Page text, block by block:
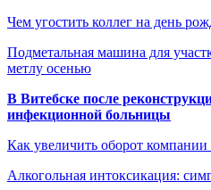
Чем угостить коллег на день
Подметальная машина для
метлу осенью
В Витебске после
инфекционной больницы
Как увеличить оборот компании
Алкогольная интоксикация: